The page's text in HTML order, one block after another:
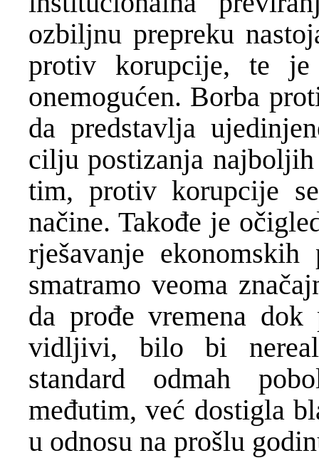
ozbiljnu prepreku
protiv korupcije, te je
onemogućen. Borba
da predstavlja
cilju postizanja
tim, protiv korupcije
načine. Takođe je
rješavanje
smatramo veoma
da prođe vremena
vidljivi, bilo bi
standard odmah
međutim, već dostigla
u odnosu na prošlu